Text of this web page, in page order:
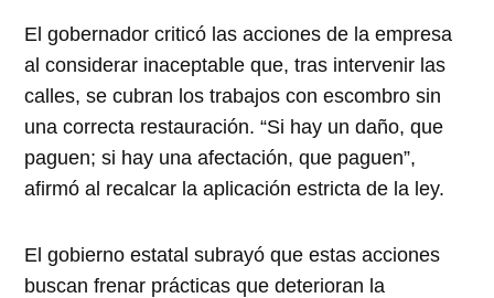
El gobernador criticó las acciones de la empresa
al considerar inaceptable que, tras intervenir las
calles, se cubran los trabajos con escombro sin
una correcta restauración. “Si hay un daño, que
paguen; si hay una afectación, que paguen”,
afirmó al recalcar la aplicación estricta de la ley.
El gobierno estatal subrayó que estas acciones
buscan frenar prácticas que deterioran la